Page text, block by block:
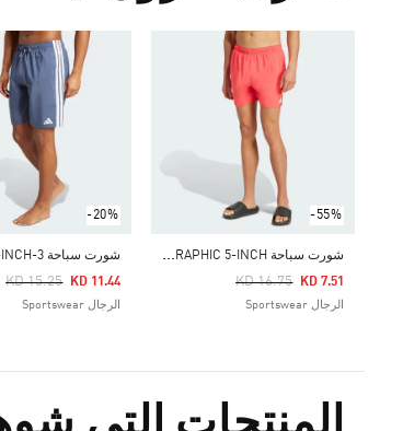
-55%
ش
ورت سباحة WATER REACTIVE GRAPHIC 5-INCH
Price Reduced From
KD 16.75
To KD 7.51
الرجال Sportswear
-20%
From
KD 15.25
To KD 11.44
الرجال Sportswear